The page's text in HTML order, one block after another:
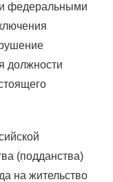
федеральными
должности
(подданства)
на жительство